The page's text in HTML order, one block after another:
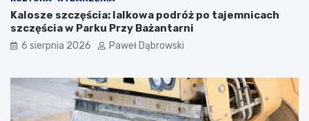
c
i
m
o
d
Kalosze szczęścia: lalkowa podróż po tajemnicach
szczęścia w Parku Przy Bażantarni
6 sierpnia 2026 Paweł Dąbrowski